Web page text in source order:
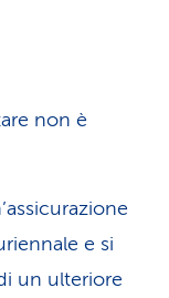
non è
e si
un ulteriore